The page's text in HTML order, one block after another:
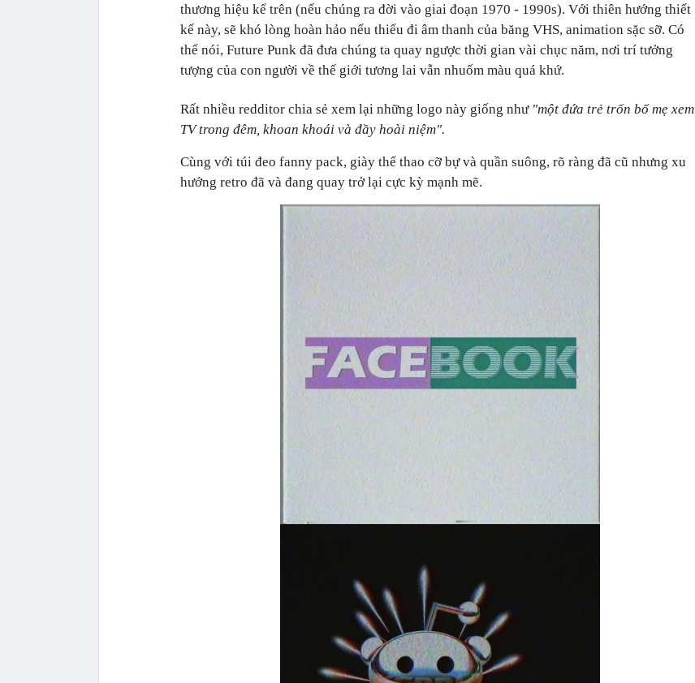
thương hiệu kể trên (nếu chúng ra đời vào giai đoạn 1970 - 1990s). Với thiên hướng thiết
kế này, sẽ khó lòng hoàn hảo nếu thiếu đi âm thanh của băng VHS, animation sặc sỡ. Có
thể nói, Future Punk đã đưa chúng ta quay ngược thời gian vài chục năm, nơi trí tưởng
tượng của con người về thế giới tương lai vẫn nhuốm màu quá khứ.
Rất nhiều redditor chia sẻ xem lại những logo này giống như "một đứa trẻ trốn bố mẹ xem
TV trong đêm, khoan khoái và đầy hoài niệm".
Cùng với túi đeo fanny pack, giày thể thao cỡ bự và quần suông, rõ ràng đã cũ nhưng xu
hướng retro đã và đang quay trở lại cực kỳ mạnh mẽ.